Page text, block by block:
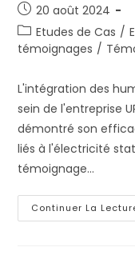
Publication
publiée :
20 août 2024
Post
category:
Etudes de Cas /
témoignages /
L'intégration des
sein de l'entreprise
démontré son
liés à l'électricité
témoignage…
Continuer La